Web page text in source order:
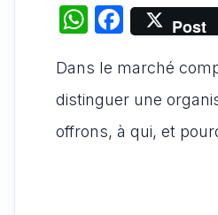
W
at
s
A
F
a
c
e
b
Post
Dans le marché
distinguer une
offrons, à qui, et